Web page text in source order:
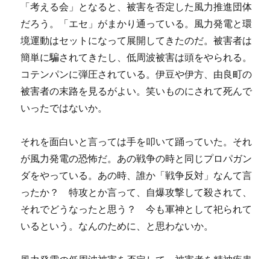
「考える会」となると、被害を否定した風力推進団体
だろう。「エセ」がまかり通っている。風力発電と環
境運動はセットになって展開してきたのだ。被害者は
簡単に騙されてきたし、低周波被害は頭をやられる。
コテンパンに弾圧されている。伊豆や伊方、由良町の
被害者の末路を見るがよい。笑いものにされて死んで
いったではないか。
それを面白いと言っては手を叩いて踊っていた。それ
が風力発電の恐怖だ。あの戦争の時と同じプロパガン
ダをやっている。あの時、誰か「戦争反対」なんて言
ったか？ 特攻とか言って、自爆攻撃して殺されて、
それでどうなったと思う？ 今も軍神として祀られて
いるという。なんのために、と思わないか。